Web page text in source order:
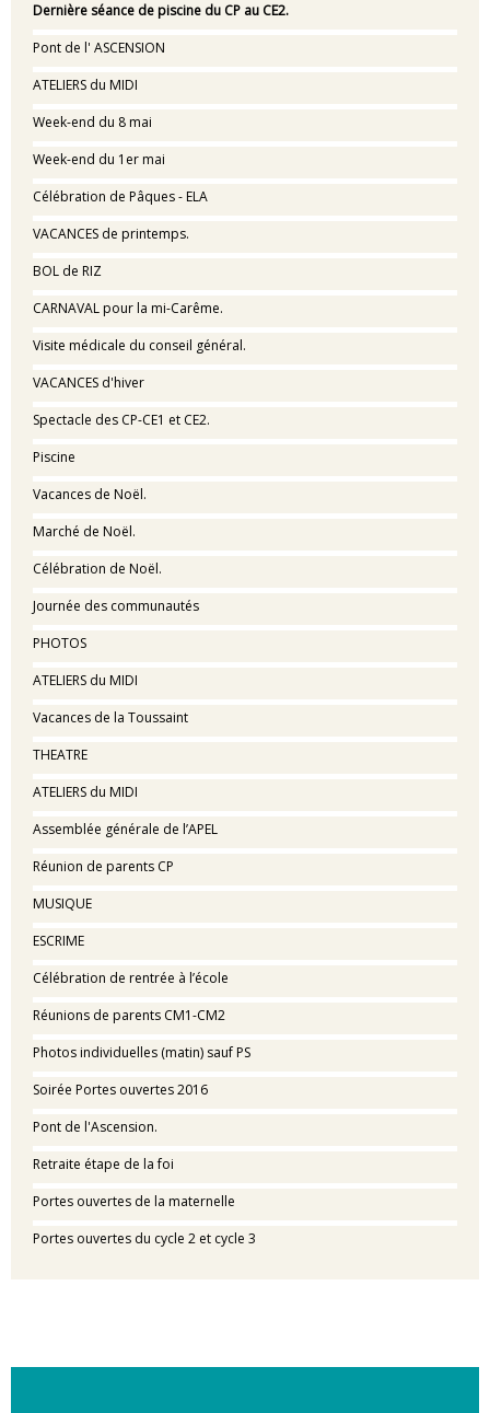
Dernière séance de piscine du CP au CE2.
Pont de l' ASCENSION
ATELIERS du MIDI
Week-end du 8 mai
Week-end du 1er mai
Célébration de Pâques - ELA
VACANCES de printemps.
BOL de RIZ
CARNAVAL pour la mi-Carême.
Visite médicale du conseil général.
VACANCES d'hiver
Spectacle des CP-CE1 et CE2.
Piscine
Vacances de Noël.
Marché de Noël.
Célébration de Noël.
Journée des communautés
PHOTOS
ATELIERS du MIDI
Vacances de la Toussaint
THEATRE
ATELIERS du MIDI
Assemblée générale de l’APEL
Réunion de parents CP
MUSIQUE
ESCRIME
Célébration de rentrée à l’école
Réunions de parents CM1-CM2
Photos individuelles (matin) sauf PS
Soirée Portes ouvertes 2016
Pont de l'Ascension.
Retraite étape de la foi
Portes ouvertes de la maternelle
Portes ouvertes du cycle 2 et cycle 3